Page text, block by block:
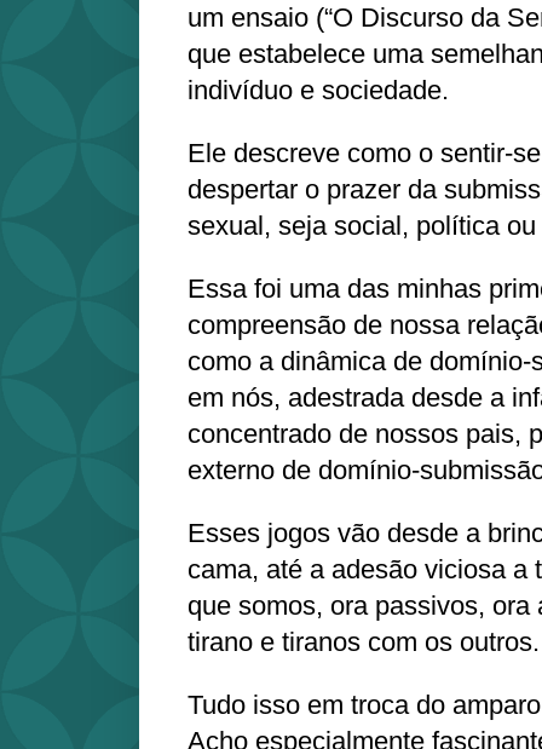
um ensaio (“O Discurso da
que estabelece uma
indivíduo e sociedade.
Ele descreve como o sentir-
despertar o prazer da
sexual, seja social, política
Essa foi uma das minhas
compreensão de nossa
como a dinâmica de domínio-
em nós, adestrada desde a
concentrado de nossos pais,
externo de domínio-
Esses jogos vão desde a
cama, até a adesão viciosa a
que somos, ora passivos,
tirano e tiranos com os outros.
Tudo isso em troca do
Acho especialmente